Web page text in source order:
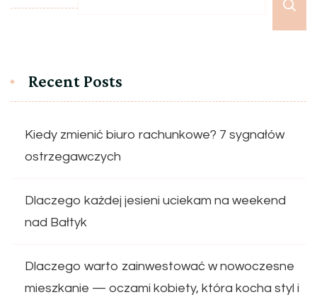
Recent Posts
Kiedy zmienić biuro rachunkowe? 7 sygnałów
ostrzegawczych
Dlaczego każdej jesieni uciekam na weekend
nad Bałtyk
Dlaczego warto zainwestować w nowoczesne
mieszkanie — oczami kobiety, która kocha styl i